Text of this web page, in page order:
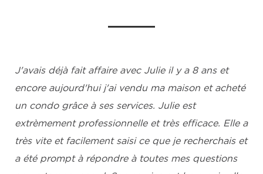
J'avais déjà fait affaire avec Julie il y a 8 ans et
encore aujourd'hui j'ai vendu ma maison et acheté
un condo grâce à ses services. Julie est
extrèmement professionnelle et très efficace. Elle a
très vite et facilement saisi ce que je recherchais et
a été prompt à répondre à toutes mes questions